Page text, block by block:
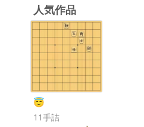
人気作品
😇
11手詰